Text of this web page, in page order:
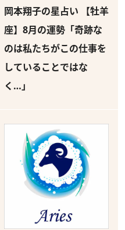
岡本翔子の星占い 【牡羊
座】8月の運勢「奇跡な
のは私たちがこの仕事を
していることではな
く…」